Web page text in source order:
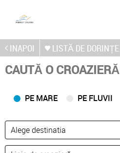
INAPOI LISTĂ DE DORINȚE
CAUTĂ O CROAZIERĂ
PE MARE PE FLUVII